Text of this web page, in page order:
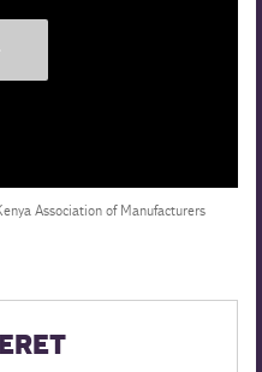
Association of Manufacturers